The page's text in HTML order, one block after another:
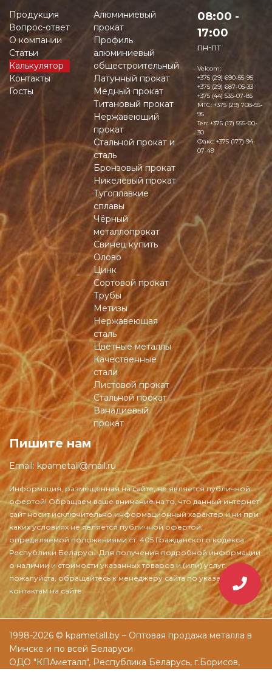
Продукция
Вопрос-ответ
О компании
Статьи
Калькулятор
Контакты
Госты
Алюминиевый
прокат
Профиль
алюминиевый
общестроительный
Латунный прокат
Медный прокат
Титановый прокат
Нержавеющий
прокат
Стальной прокат и
сталь
Бронзовый прокат
Никелевый прокат
Тугоплавкие
сплавы
Чёрный
металлопрокат
Свинец купить
Олово
Цинк
Сортовой прокат
Трубы
Метизы
Нержавеющая
сталь
Цветные металлы
Качественные
стали
Листовой прокат
Стальной прокат
Ванадиевый
прокат
08:00 -
17:00
пн-пт
Velcom:
+375 (29) 690-55-95
+375 (29) 687-05-33
+375 (44) 535-07-85
MTC:+375 (29) 708-55-
95
Тел: +375 (17) 555-00-
30
Факс: +375 (177) 94-
07-49
Пишите нам
Email: kpametall@mail.ru
1998-2026 © kpametall.by – Оптовая продажа металла в
Минске и по всей Беларуси
ОДО "КПАметалл", Республика Беларусь, г.Борисов,